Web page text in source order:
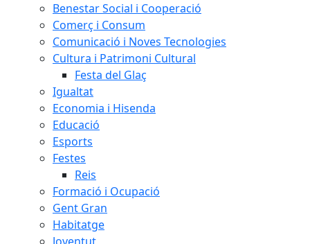
Benestar Social i Cooperació
Comerç i Consum
Comunicació i Noves Tecnologies
Cultura i Patrimoni Cultural
Festa del Glaç
Igualtat
Economia i Hisenda
Educació
Esports
Festes
Reis
Formació i Ocupació
Gent Gran
Habitatge